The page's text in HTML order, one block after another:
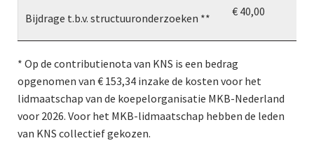
Bijdrage t.b.v. structuuronderzoeken ** € 40,00
* Op de contributienota van KNS is een bedrag
opgenomen van € 153,34 inzake de kosten voor het
lidmaatschap van de koepelorganisatie MKB-Nederland
voor 2026. Voor het MKB-lidmaatschap hebben de leden
van KNS collectief gekozen.